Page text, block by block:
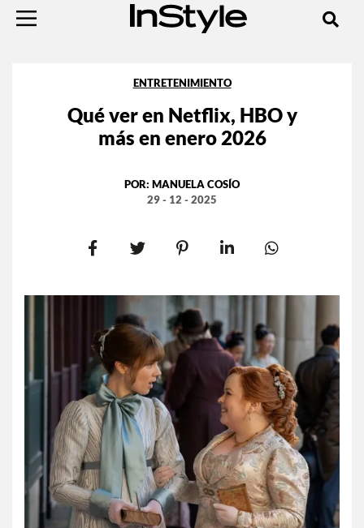
ENTRETENIMIENTO
Qué ver en Netflix, HBO y
más en enero 2026
POR: MANUELA COSÍO
29 - 12 - 2025